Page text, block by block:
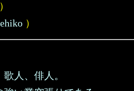
）
）
人、俳人。